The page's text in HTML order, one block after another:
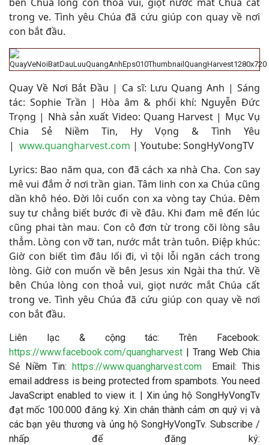
trong ve. Tình yêu Chúa đã cứu giúp con quay về nơi
con bắt đầu.
Quay Về Nơi Bắt Đầu | Ca sĩ: Lưu Quang Anh | Sáng
tác: Sophie Trần | Hòa âm & phối khí: Nguyễn Đức
Trọng | Nhà sản xuất Video: Quang Harvest | Mục Vụ
Chia Sẻ Niềm Tin, Hy Vọng & Tình Yêu
| www.quangharvest.com | Youtube: SongHyVongTV
Lyrics: Bao năm qua, con đã cách xa nhà Cha. Con say
mê vui đắm ở nơi trần gian. Tâm linh con xa Chúa cũng
dần khô héo. Đời lôi cuốn con xa vòng tay Chúa. Đêm
suy tư chẳng biết bước đi về đâu. Khi đam mê đến lúc
cũng phai tàn mau. Con cô đơn từ trong cõi lòng sâu
thẳm. Lòng con vỡ tan, nước mắt tràn tuôn. Điệp khúc:
Giờ con biết tìm đâu lối đi, vì tội lỗi ngăn cách trong
lòng. Giờ con muốn về bên Jesus xin Ngài tha thứ. Về
bên Chúa lòng con thoả vui, giọt nước mắt Chúa cất
trong ve. Tình yêu Chúa đã cứu giúp con quay về nơi
con bắt đầu.
Liên lạc & cộng tác: Trên Facebook:
https://www.facebook.com/quangharvest | Trang Web Chia
Sẻ Niềm Tin: https://www.quangharvest.comEmail: This
email address is being protected from spambots. You need
JavaScript enabled to view it. | Xin ủng hộ SongHyVongTv
đạt mốc 100.000 đăng ký. Xin chân thành cảm ơn quý vị và
các bạn yêu thương và ủng hộ SongHyVongTv. Subscribe /
nhấp để đăng ký: